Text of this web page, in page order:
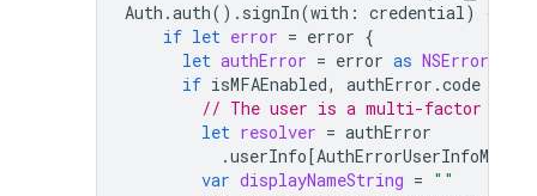
Auth .auth(). signIn(with : credential) {
if let error = error {
let authError = error as NSError
if isMFAEnabled, authError .code
// The user is a multi-factor
let resolver = authError
.userInfo[
var displayNameString = ""